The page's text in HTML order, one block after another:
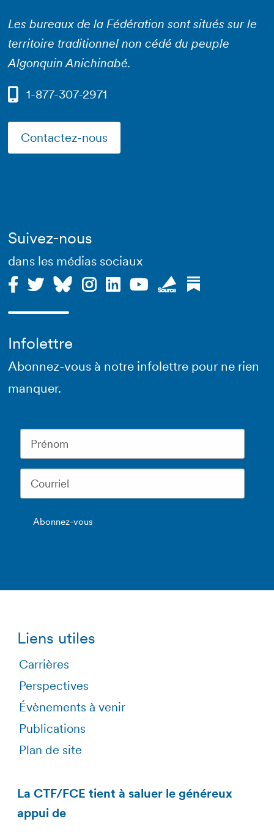
Les bureaux de la Fédération sont situés sur le
territoire traditionnel non cédé du peuple
Algonquin Anichinabé.
1-877-307-2971
Contactez-nous
Suivez-nous
dans les médias sociaux
Infolettre
Abonnez-vous à notre infolettre pour ne rien
manquer.
Liens utiles
Carrières
Perspectives
Évènements à venir
Publications
Plan de site
La CTF/FCE tient à saluer le généreux
appui de